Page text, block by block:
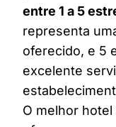
entre 1 a 5
representa
oferecido, e 5
excelente
O melhor